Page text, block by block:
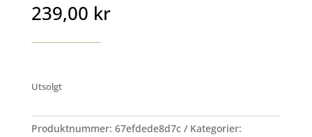
239,00 kr
Utsolgt
Produktnummer: 67efdede8d7c
Kategorier: